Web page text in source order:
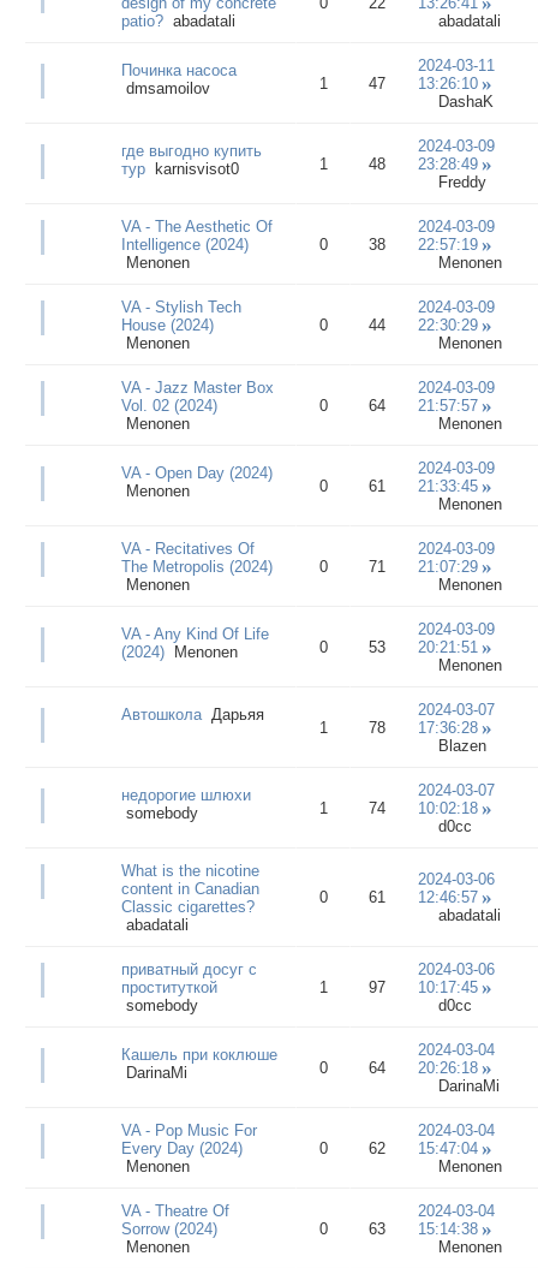
patio? abadatali
abadatali
Починка насоса
dmsamoilov
1 47
2024-03-11
13:26:10
DashaK
где выгодно купить
тур karnisvisot0 1 48
2024-03-09
23:28:49
Freddy
VA - The Aesthetic Of
Intelligence (2024)
Menonen
0 38
2024-03-09
22:57:19
Menonen
VA - Stylish Tech
House (2024)
Menonen
0 44
2024-03-09
22:30:29
Menonen
VA - Jazz Master Box
Vol. 02 (2024)
Menonen
0 64
2024-03-09
21:57:57
Menonen
VA - Open Day (2024)
Menonen
0 61
2024-03-09
21:33:45
Menonen
VA - Recitatives Of
The Metropolis (2024)
Menonen
0 71
2024-03-09
21:07:29
Menonen
VA - Any Kind Of Life
(2024)
Menonen 0 53
2024-03-09
20:21:51
Menonen
Автошкола Дарьяя
1 78
2024-03-07
17:36:28
Blazen
недорогие шлюхи
somebody
1 74
2024-03-07
10:02:18
d0cc
What is the nicotine
content in Canadian
Classic cigarettes?
abadatali
0 61
2024-03-06
12:46:57
abadatali
приватный досуг с
проституткой
somebody
1 97
2024-03-06
10:17:45
d0cc
Кашель при коклюше
DarinaMi
0 64
2024-03-04
20:26:18
DarinaMi
VA - Pop Music For
Every Day (2024)
Menonen
0 62
2024-03-04
15:47:04
Menonen
VA - Theatre Of
Sorrow (2024)
Menonen
0 63
2024-03-04
15:14:38
Menonen